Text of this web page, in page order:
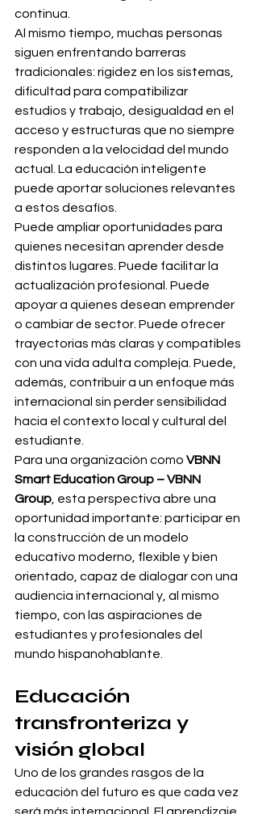
continua.
Al mismo tiempo, muchas personas
siguen enfrentando barreras
tradicionales: rigidez en los sistemas,
dificultad para compatibilizar
estudios y trabajo, desigualdad en el
acceso y estructuras que no siempre
responden a la velocidad del mundo
actual. La educación inteligente
puede aportar soluciones relevantes
a estos desafíos.
Puede ampliar oportunidades para
quienes necesitan aprender desde
distintos lugares. Puede facilitar la
actualización profesional. Puede
apoyar a quienes desean emprender
o cambiar de sector. Puede ofrecer
trayectorias más claras y compatibles
con una vida adulta compleja. Puede,
además, contribuir a un enfoque más
internacional sin perder sensibilidad
hacia el contexto local y cultural del
estudiante.
Para una organización como VBNN
Smart Education Group – VBNN
Group , esta perspectiva abre una
oportunidad importante: participar en
la construcción de un modelo
educativo moderno, flexible y bien
orientado, capaz de dialogar con una
audiencia internacional y, al mismo
tiempo, con las aspiraciones de
estudiantes y profesionales del
mundo hispanohablante.
Educación
transfronteriza y
visión global
Uno de los grandes rasgos de la
educación del futuro es que cada vez